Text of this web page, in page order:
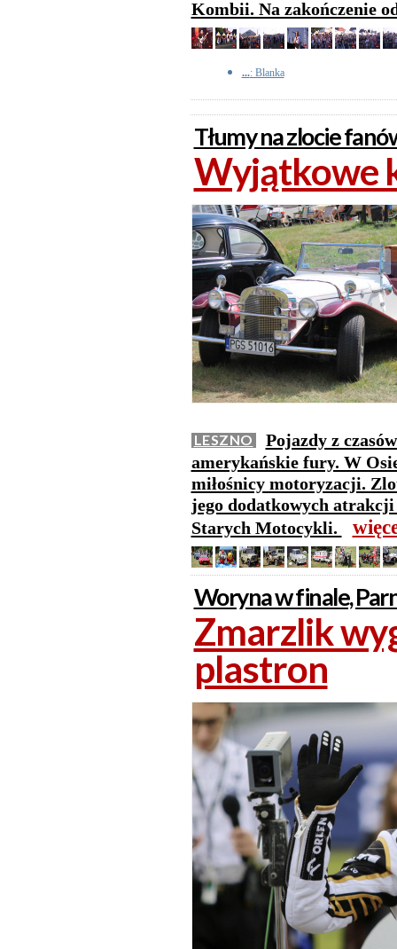
Kombii. Na zakończenie
...: Blanka
Tłumy na zlocie
Wyjątkowe
LESZNO
Pojazdy z
amerykańskie fury. W
miłośnicy motoryzacji.
jego dodatkowych
Starych Motocykli.
Woryna w finale,
Zmarzlik
plastron